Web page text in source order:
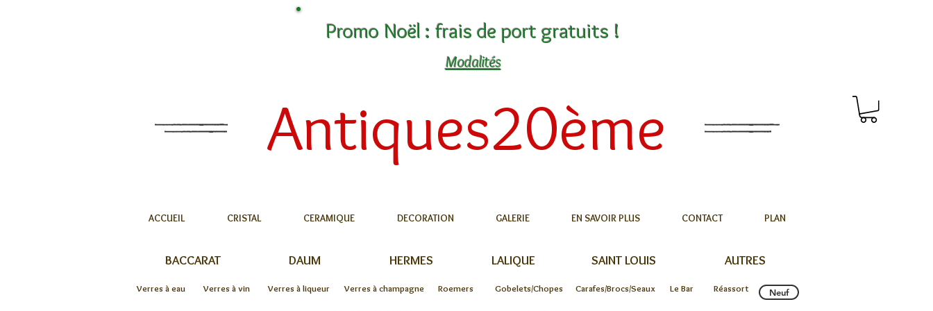
Promo Noël : frais de port gratuits !
Modalités
Antiques20ème
ACCUEIL CRISTAL CERAMIQUE DECORATION GALERIE EN SAVOIR PLUS CONTACT PLAN
BACCARAT DAUM HERMES LALIQUE SAINT LOUIS AUTRES
Verres à eau Verres à vin Verres à liqueur Verres à champagne Roemers Gobelets/Chopes Carafes/Brocs/Seaux Le Bar Réassort Neuf